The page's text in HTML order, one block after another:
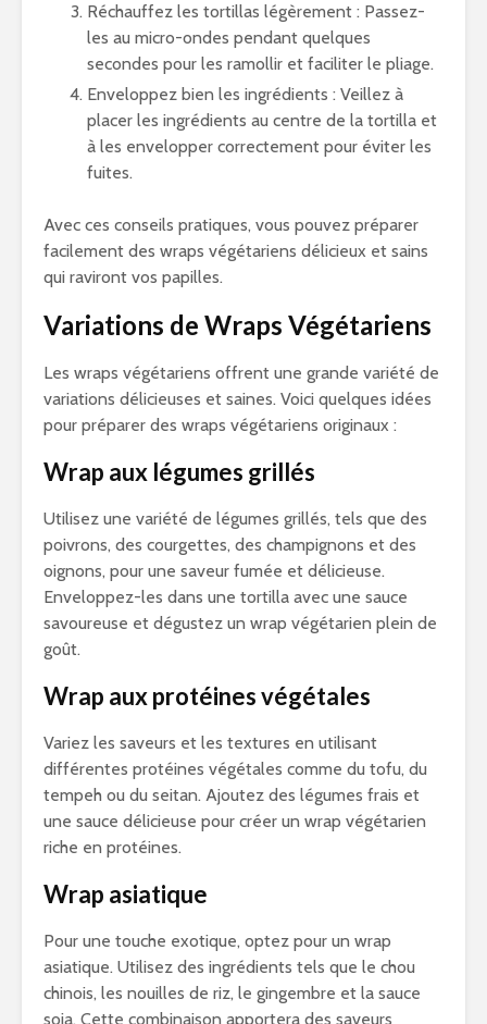
Réchauffez les tortillas légèrement : Passez-
les au micro-ondes pendant quelques
secondes pour les ramollir et faciliter le pliage.
Enveloppez bien les ingrédients : Veillez à
placer les ingrédients au centre de la tortilla et
à les envelopper correctement pour éviter les
fuites.
Avec ces conseils pratiques, vous pouvez préparer
facilement des wraps végétariens délicieux et sains
qui raviront vos papilles.
Variations de Wraps Végétariens
Les wraps végétariens offrent une grande variété de
variations délicieuses et saines. Voici quelques idées
pour préparer des wraps végétariens originaux :
Wrap aux légumes grillés
Utilisez une variété de légumes grillés, tels que des
poivrons, des courgettes, des champignons et des
oignons, pour une saveur fumée et délicieuse.
Enveloppez-les dans une tortilla avec une sauce
savoureuse et dégustez un wrap végétarien plein de
goût.
Wrap aux protéines végétales
Variez les saveurs et les textures en utilisant
différentes protéines végétales comme du tofu, du
tempeh ou du seitan. Ajoutez des légumes frais et
une sauce délicieuse pour créer un wrap végétarien
riche en protéines.
Wrap asiatique
Pour une touche exotique, optez pour un wrap
asiatique. Utilisez des ingrédients tels que le chou
chinois, les nouilles de riz, le gingembre et la sauce
soja. Cette combinaison apportera des saveurs